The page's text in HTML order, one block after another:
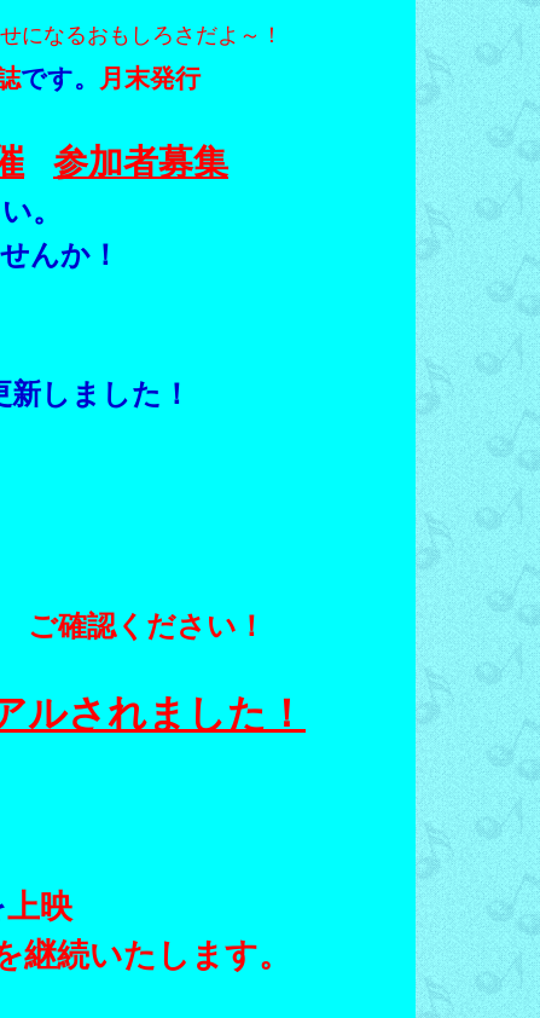
になるおもしろさだよ～！
です。 月末発行
参加者募集
。
んか！
新しました！
ご確認ください！
ルされました！
上映
継続いたします。